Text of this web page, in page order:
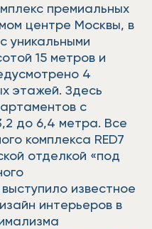
премиальных
центре Москвы, в
уникальными
15 метров и
4
этажей. Здесь
с
до 6,4 метра. Все
комплекса RED7
отделкой «под
известное
интерьеров в